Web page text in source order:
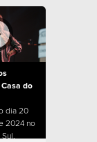
do
dia 20
2024 no